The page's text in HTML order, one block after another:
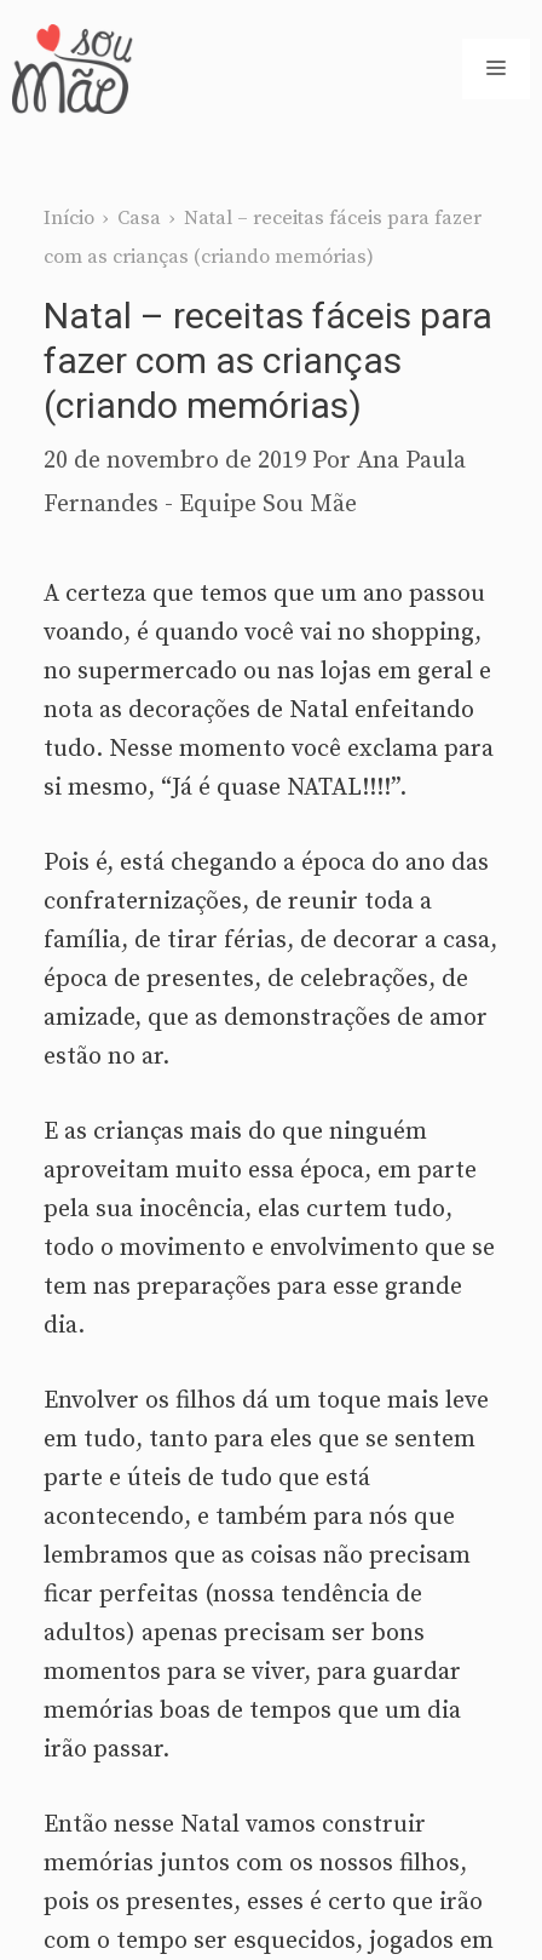
Pular
para
Início › Casa › Natal – receitas fáceis para fazer
com as crianças (criando memórias)
Natal – receitas fáceis para
fazer com as crianças
(criando memórias)
20 de novembro de 2019 Por Ana Paula
Fernandes - Equipe Sou Mãe
A certeza que temos que um ano passou
voando, é quando você vai no shopping,
no supermercado ou nas lojas em geral e
nota as decorações de Natal enfeitando
tudo. Nesse momento você exclama para
si mesmo, “Já é quase NATAL!!!!”.
Pois é, está chegando a época do ano das
confraternizações, de reunir toda a
família, de tirar férias, de decorar a casa,
época de presentes, de celebrações, de
amizade, que as demonstrações de amor
estão no ar.
E as crianças mais do que ninguém
aproveitam muito essa época, em parte
pela sua inocência, elas curtem tudo,
todo o movimento e envolvimento que se
tem nas preparações para esse grande
dia.
Envolver os filhos dá um toque mais leve
em tudo, tanto para eles que se sentem
parte e úteis de tudo que está
acontecendo, e também para nós que
lembramos que as coisas não precisam
ficar perfeitas (nossa tendência de
adultos) apenas precisam ser bons
momentos para se viver, para guardar
memórias boas de tempos que um dia
irão passar.
Então nesse Natal vamos construir
memórias juntos com os nossos filhos,
pois os presentes, esses é certo que irão
com o tempo ser esquecidos, jogados em